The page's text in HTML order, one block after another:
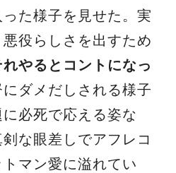
た様子を見せた。実
役らしさを出すため
れやるとコントになっ
にダメだしされる様子
必死で応える姿な
な眼差しでアフレコ
マン愛に溢れてい